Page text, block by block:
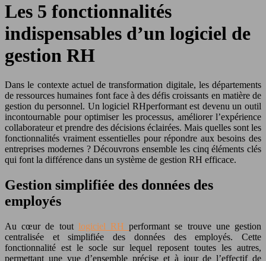
Les 5 fonctionnalités
indispensables d’un logiciel de
gestion RH
Dans le contexte actuel de transformation digitale, les départements
de ressources humaines font face à des défis croissants en matière de
gestion du personnel. Un logiciel RHperformant est devenu un outil
incontournable pour optimiser les processus, améliorer l’expérience
collaborateur et prendre des décisions éclairées. Mais quelles sont les
fonctionnalités vraiment essentielles pour répondre aux besoins des
entreprises modernes ? Découvrons ensemble les cinq éléments clés
qui font la différence dans un système de gestion RH efficace.
Gestion simplifiée des données des
employés
Au cœur de tout logiciel RHperformant se trouve une gestion
centralisée et simplifiée des données des employés. Cette
fonctionnalité est le socle sur lequel reposent toutes les autres,
permettant une vue d’ensemble précise et à jour de l’effectif de